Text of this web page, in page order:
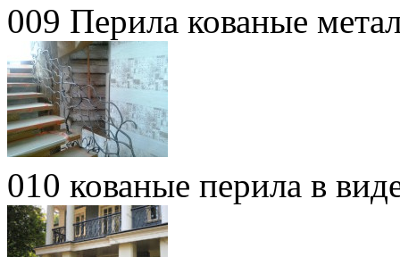
009 Перила кованые
010 кованые перила в